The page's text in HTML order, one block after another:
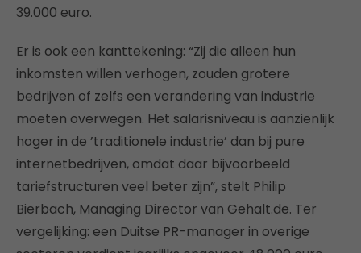
39.000 euro.
Er is ook een kanttekening: “Zij die alleen hun
inkomsten willen verhogen, zouden grotere
bedrijven of zelfs een verandering van industrie
moeten overwegen. Het salarisniveau is aanzienlijk
hoger in de ’traditionele industrie’ dan bij pure
internetbedrijven, omdat daar bijvoorbeeld
tariefstructuren veel beter zijn”, stelt Philip
Bierbach, Managing Director van Gehalt.de. Ter
vergelijking: een Duitse PR-manager in overige